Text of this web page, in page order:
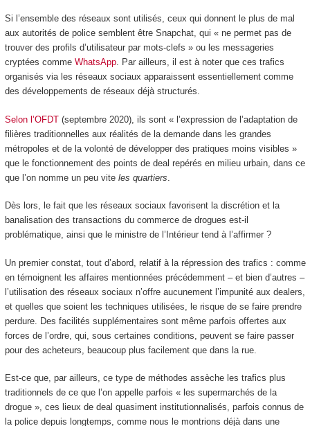
Si l’ensemble des réseaux sont utilisés, ceux qui donnent le plus de mal
aux autorités de police semblent être Snapchat, qui « ne permet pas de
trouver des profils d’utilisateur par mots-clefs » ou les messageries
cryptées comme WhatsApp. Par ailleurs, il est à noter que ces trafics
organisés via les réseaux sociaux apparaissent essentiellement comme
des développements de réseaux déjà structurés.
Selon l’OFDT(septembre 2020), ils sont « l’expression de l’adaptation de
filières traditionnelles aux réalités de la demande dans les grandes
métropoles et de la volonté de développer des pratiques moins visibles »
que le fonctionnement des points de deal repérés en milieu urbain, dans ce
que l’on nomme un peu vite les quartiers
Dès lors, le fait que les réseaux sociaux favorisent la discrétion et la
banalisation des transactions du commerce de drogues est-il
problématique, ainsi que le ministre de l’Intérieur tend à l’affirmer ?
Un premier constat, tout d’abord, relatif à la répression des trafics : comme
en témoignent les affaires mentionnées précédemment – et bien d’autres –
l’utilisation des réseaux sociaux n’offre aucunement l’impunité aux dealers,
et quelles que soient les techniques utilisées, le risque de se faire prendre
perdure. Des facilités supplémentaires sont même parfois offertes aux
forces de l’ordre, qui, sous certaines conditions, peuvent se faire passer
pour des acheteurs, beaucoup plus facilement que dans la rue.
Est-ce que, par ailleurs, ce type de méthodes assèche les trafics plus
traditionnels de ce que l’on appelle parfois « les supermarchés de la
drogue », ces lieux de deal quasiment institutionnalisés, parfois connus de
la police depuis longtemps, comme nous le montrions déjà dans une